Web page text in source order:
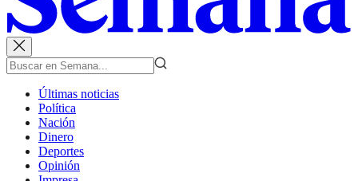
Últimas noticias
Política
Nación
Dinero
Deportes
Opinión